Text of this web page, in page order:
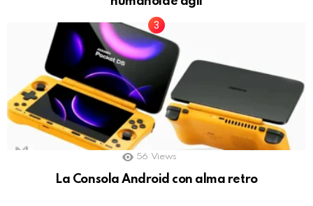
56 Views
La Consola Android con alma retro